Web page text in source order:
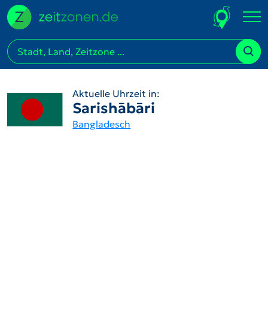
Aktuelle Uhrzeit in:
Sarishābāri
Bangladesch